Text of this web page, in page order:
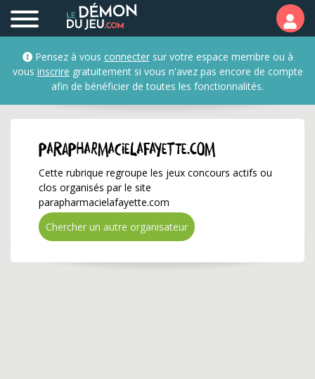
Pensez à vous connectersur votre espace membre ou à
vous inscrire gratuitement si vous n'avez pas encore de compte
afin de bénéficier de toutes les fonctionnalités.
parapharmacielafayette.com
Cette rubrique regroupe les jeux concours actifs ou
clos organisés par le site
parapharmacielafayette.com
Chercher un autre organisateur